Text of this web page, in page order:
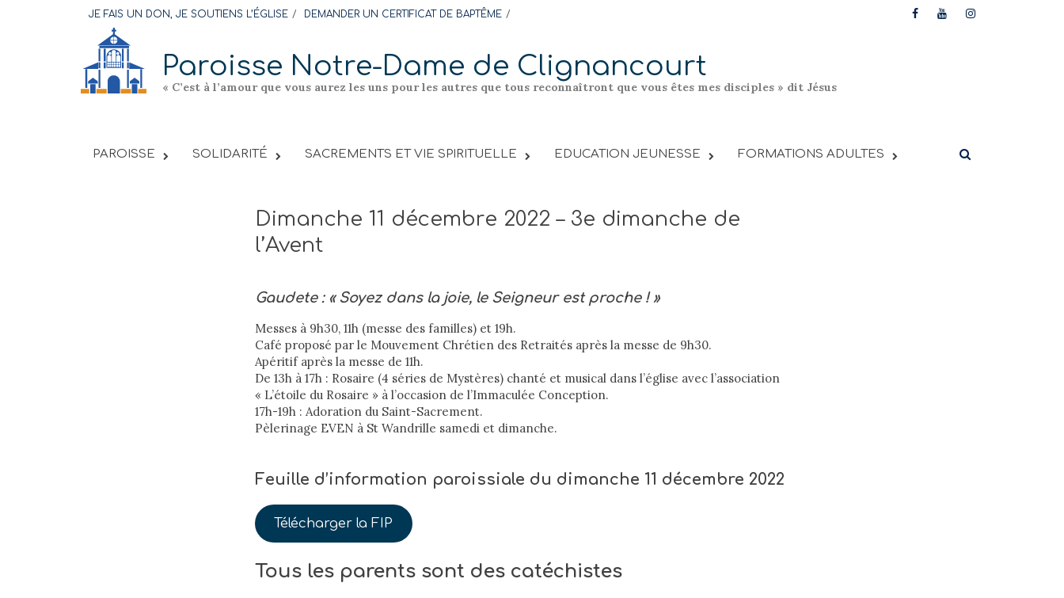
content
JE FAIS UN DON, JE SOUTIENS L’ÉGLISE DEMANDER UN CERTIFICAT DE BAPTÊME
Paroisse Notre-Dame de Clignancourt
« C’est à l’amour que vous aurez les uns pour les autres que tous reconnaîtront que vous êtes mes disciples » dit Jésus
PAROISSE SOLIDARITÉ SACREMENTS ET VIE SPIRITUELLE EDUCATION JEUNESSE FORMATIONS ADULTES
Dimanche 11 décembre 2022 – 3e dimanche de
l’Avent
Gaudete : « Soyez dans la joie, le Seigneur est proche ! »
Messes à 9h30, 11h (messe des familles) et 19h.
Café proposé par le Mouvement Chrétien des Retraités après la messe de 9h30.
Apéritif après la messe de 11h.
De 13h à 17h : Rosaire (4 séries de Mystères) chanté et musical dans l’église avec l’association
« L’étoile du Rosaire » à l’occasion de l’Immaculée Conception.
17h-19h : Adoration du Saint-Sacrement.
Pèlerinage EVEN à St Wandrille samedi et dimanche.
Feuille d’information paroissiale du dimanche 11 décembre 2022
Télécharger la FIP
Tous les parents sont des catéchistes